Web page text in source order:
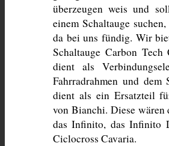
überzeugen weis und
einem Schaltauge
da bei uns fündig. Wir
Schaltauge Carbon Tech
dient als
Fahrradrahmen und dem
dient als ein Ersatzteil
von Bianchi. Diese wären
das Infinito, das Infinito
Ciclocross Cavaria.